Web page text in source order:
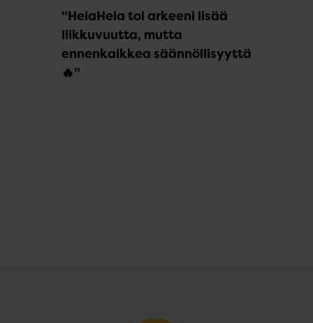
"HeiaHeia toi arkeeni lisää
liikkuvuutta, mutta
ennenkaikkea säännöllisyyttä
🔥"